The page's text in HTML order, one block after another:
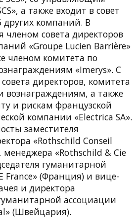
а также входит в совет
других компаний. В
членом совета директоров
«Groupe Lucien Barrière»
членом комитета по
«Imerys». С
директоров, комитета
вознаграждениям, а также
и рискам французской
компании «Electrica SA».
заместителя
«Rothschild Conseil
менеджера «Rothschild & Cie
гуманитарной
France» (Франция) и вице-
и директора
ассоциации
(Швейцария).